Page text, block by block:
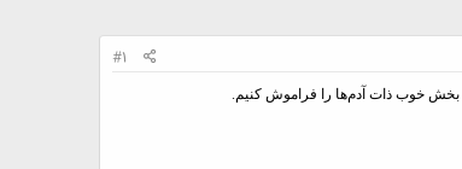
#1
بخش خوب ذات آدم‌ها را فراموش کنیم.